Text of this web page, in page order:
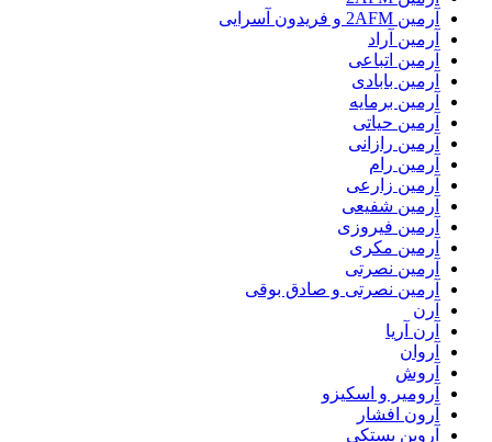
آرمین 2AFM و فریدون آسرایی
آرمین آراد
آرمین اتباعی
آرمین بابادی
آرمین برمایه
آرمین حیاتی
آرمین رازانی
آرمین رام
آرمین زارعی
آرمین شفیعی
آرمین فیروزی
آرمین مکری
آرمین نصرتی
آرمین نصرتی و صادق بوقی
آرن
آرن آریا
آروان
آروش
آرومیر و اسکیزو
آرون افشار
آروین بستکی